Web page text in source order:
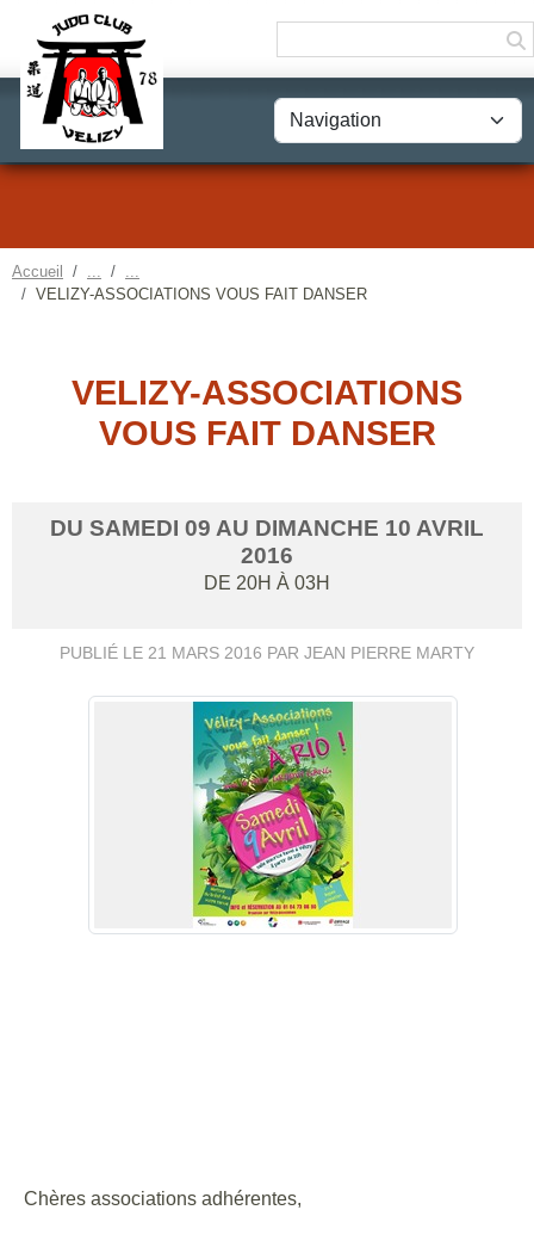
Accueil
VELIZY-ASSOCIATIONS VOUS FAIT DANSER
VELIZY-ASSOCIATIONS
VOUS FAIT DANSER
DU SAMEDI 09 AU DIMANCHE 10 AVRIL
2016
DE 20H À 03H
PUBLIÉ LE 21 MARS 2016 PAR JEAN PIERRE MARTY
Chères associations adhérentes,
Panneau de gestion des cookies